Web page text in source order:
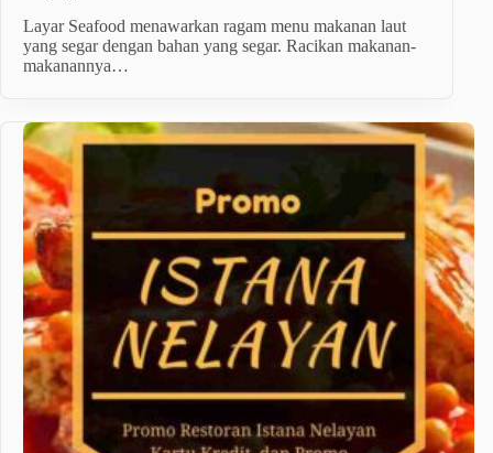
Layar Seafood menawarkan ragam menu makanan laut
yang segar dengan bahan yang segar. Racikan makanan-
makanannya…